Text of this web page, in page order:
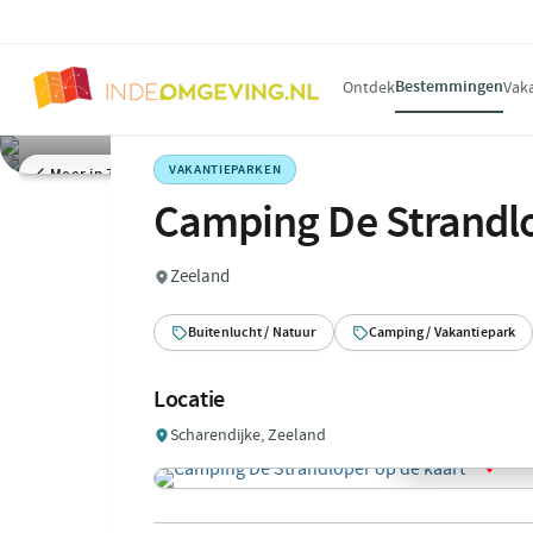
OntdekBestemmingen
Meer in Zeeland VAKANTIEPARKEN
Camping De
Zeeland
Buitenlucht / Natuur Camping / Vakantiepark
Locatie
Scharendijke, Zeeland